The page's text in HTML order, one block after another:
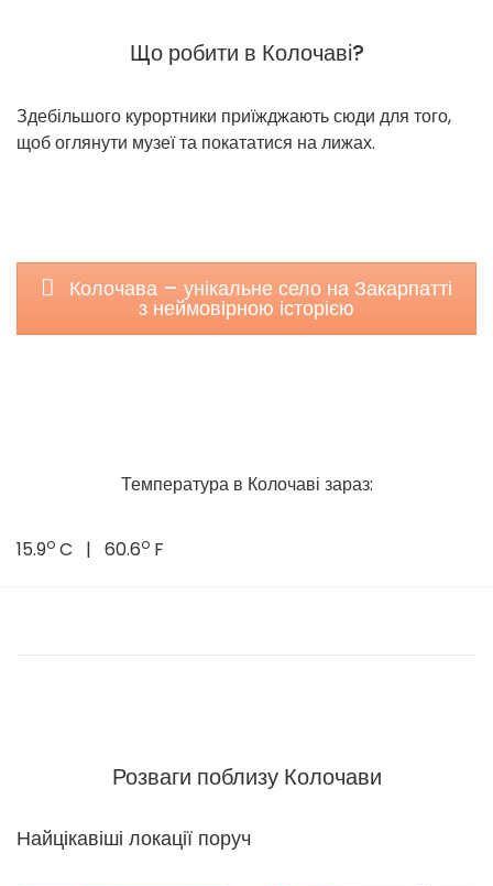
Що робити в Колочаві?
Здебільшого курортники приїжджають сюди для того,
щоб оглянути музеї та покататися на лижах.
Колочава – унікальне село на Закарпатті
з неймовірною історією
Температура в Колочаві зараз:
15.9o C | 60.6o F
Розваги поблизу Колочави
Найцікавіші локації поруч